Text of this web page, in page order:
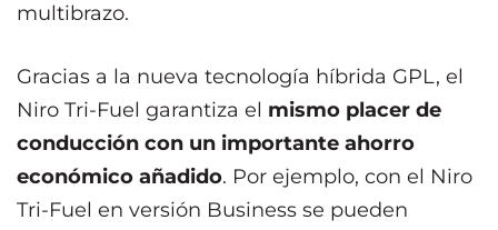
multibrazo.
Gracias a la nueva tecnología híbrida GPL, el
Niro Tri-Fuel garantiza el mismo placer de
conducción con un importante ahorro
económico añadido. Por ejemplo, con el Niro
Tri-Fuel en versión Business se pueden